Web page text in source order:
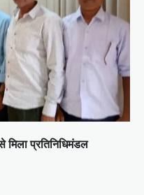
मिला प्रतिनिधिमंडल